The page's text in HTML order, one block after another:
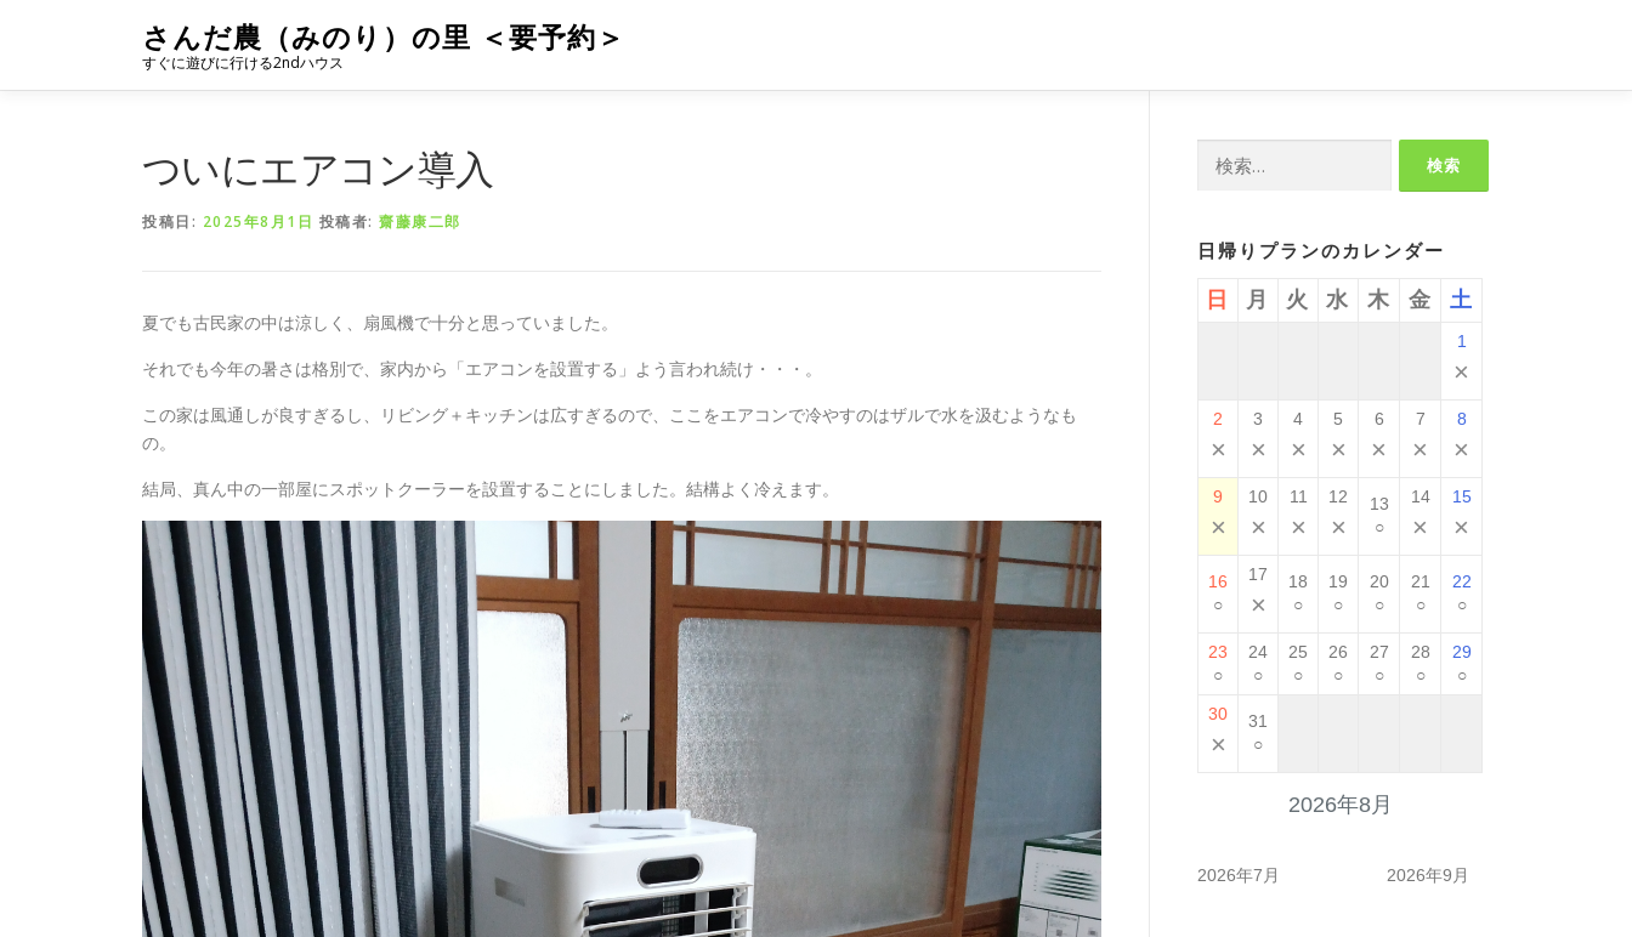
ン
さんだ農（みのり）の里 ＜要予約＞
すぐに遊びに行ける2ndハウス
ついにエアコン導入
投稿日: 2025年8月1日 投稿者: 齋藤康二郎
夏でも古民家の中は涼しく、扇風機で十分と思っていました。
それでも今年の暑さは格別で、家内から「エアコンを設置する」よう言われ続け・・・。
この家は風通しが良すぎるし、リビング＋キッチンは広すぎるので、ここをエアコンで冷やすのはザルで水を汲むようなも
の。
結局、真ん中の一部屋にスポットクーラーを設置することにしました。結構よく冷えます。
日帰りプランのカレンダー
2026年8月
日 月 火 水 木 金 土
1
×
2
×
3
×
4
×
5
×
6
×
7
×
8
×
9
×
10
×
11
×
12
×
13
○
14
×
15
×
16
○
17
×
18
○
19
○
20
○
21
○
22
○
23
○
24
○
25
○
26
○
27
○
28
○
29
○
30
×
31
○
2026年7月 2026年9月